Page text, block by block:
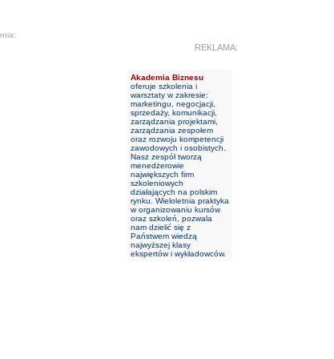
REKLAMA:
Akademia Biznesu
oferuje szkolenia i
warsztaty w zakresie:
marketingu, negocjacji,
sprzedaży, komunikacji,
zarządzania projektami,
zarządzania zespołem
oraz rozwoju kompetencji
zawodowych i osobistych.
Nasz zespół tworzą
menedżerowie
największych firm
szkoleniowych
działających na polskim
rynku. Wieloletnia praktyka
w organizowaniu kursów
oraz szkoleń, pozwala
nam dzielić się z
Państwem wiedzą
najwyższej klasy
ekspertów i wykładowców.